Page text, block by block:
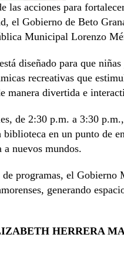
las acciones para
el Gobierno de Beto
Municipal Lorenzo
diseñado para que
recreativas que
manera divertida e
de 2:30 p.m. a 3:30
biblioteca en un punto de
a nuevos mundos.
de programas, el
generando
HERRERA